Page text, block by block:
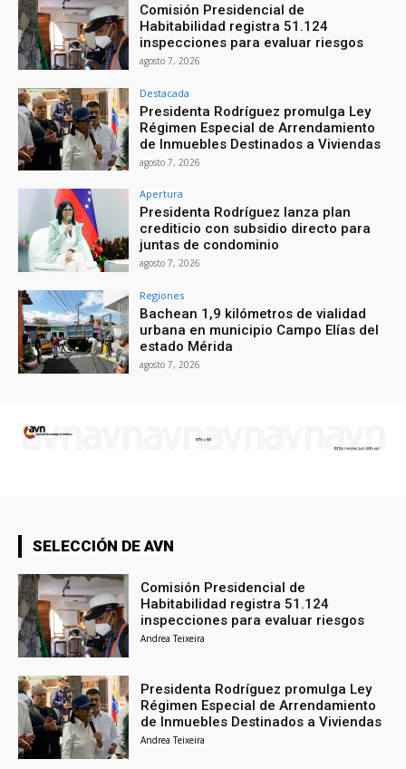
Comisión Presidencial de
Habitabilidad registra 51.124
inspecciones para evaluar riesgos
agosto 7, 2026
Destacada
Presidenta Rodríguez promulga Ley
Régimen Especial de Arrendamiento
de Inmuebles Destinados a Viviendas
agosto 7, 2026
Apertura
Presidenta Rodríguez lanza plan
crediticio con subsidio directo para
juntas de condominio
agosto 7, 2026
Regiones
Bachean 1,9 kilómetros de vialidad
urbana en municipio Campo Elías del
estado Mérida
agosto 7, 2026
SELECCIÓN DE AVN
Comisión Presidencial de
Habitabilidad registra 51.124
inspecciones para evaluar riesgos
Andrea Teixeira
Presidenta Rodríguez promulga Ley
Régimen Especial de Arrendamiento
de Inmuebles Destinados a Viviendas
Andrea Teixeira